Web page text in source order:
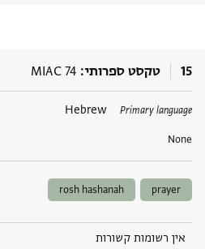
15 טקסט ספרותי MIAC 74
Primary language
Hebrew
None
תגים
prayer
rosh hashanah
אין רשומות קשורות